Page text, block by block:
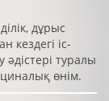
дұрыс
кездегі іс-
туралы
өнім.